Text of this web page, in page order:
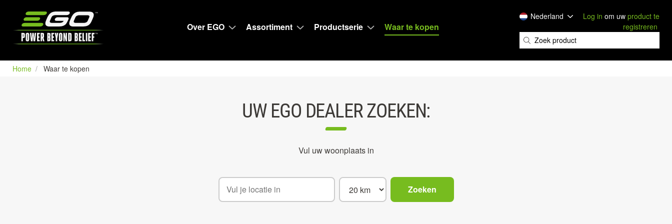
Over EGO
Assortiment Productserie Waar te kopen
Nederland Log in om uw product te
registreren
Home Waar te kopen
UW EGO DEALER ZOEKEN:
Vul uw woonplaats in